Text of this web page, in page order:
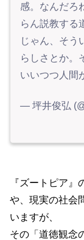
感。なんだろ
らん説教する
じゃん、そう
らしさとか。
いいつつ人間
— 坪井俊弘
『ズートピア
や、現実の社会
いますが、
その「道徳観念